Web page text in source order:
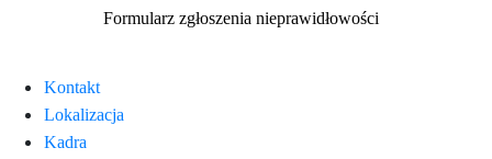
Formularz zgłoszenia nieprawidłowości
Kontakt
Lokalizacja
Kadra